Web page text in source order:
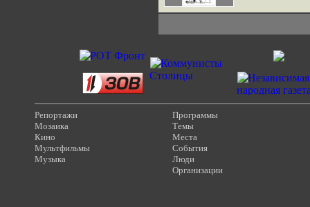
Репортажи
Мозаика
Кино
Мультфильмы
Музыка
Программы
Темы
Места
События
Люди
Организации